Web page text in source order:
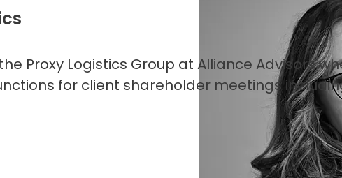
Proxy Logistics Group at Alliance Advisors
for client shareholder meetings